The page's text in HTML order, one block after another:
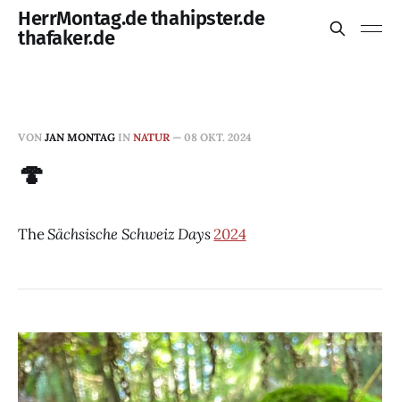
HerrMontag.de thahipster.de
thafaker.de
VON JAN MONTAG IN NATUR — 08 OKT. 2024
🍄
TheSächsische Schweiz Days2024